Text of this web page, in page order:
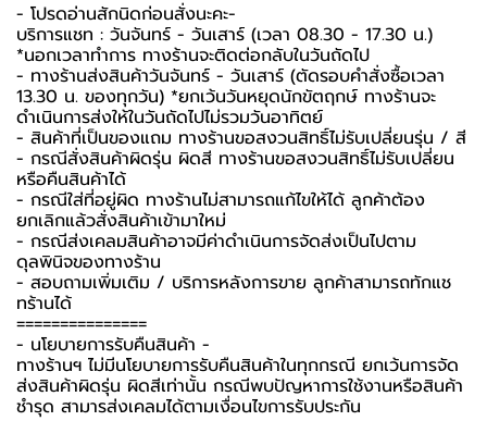
-️ โปรดอ่านสักนิดก่อนสั่งนะคะ-️
บริการแชท : วันจันทร์ - วันเสาร์ (เวลา 08.30 - 17.30 น.)
*นอกเวลาทำการ ทางร้านจะติดต่อกลับในวันถัดไป
- ทางร้านส่งสินค้าวันจันทร์ - วันเสาร์ (ตัดรอบคำสั่งซื้อเวลา
13.30 น. ของทุกวัน) *ยกเว้นวันหยุดนักขัตฤกษ์ ทางร้านจะ
ดำเนินการส่งให้ในวันถัดไปไม่รวมวันอาทิตย์
- สินค้าที่เป็นของแถม ทางร้านขอสงวนสิทธิ์ไม่รับเปลี่ยนรุ่น / สี
- กรณีสั่งสินค้าผิดรุ่น ผิดสี ทางร้านขอสงวนสิทธิ์ไม่รับเปลี่ยน
หรือคืนสินค้าได้
- กรณีใส่ที่อยู่ผิด ทางร้านไม่สามารถแก้ไขให้ได้ ลูกค้าต้อง
ยกเลิกแล้วสั่งสินค้าเข้ามาใหม่
- กรณีส่งเคลมสินค้าอาจมีค่าดำเนินการจัดส่งเป็นไปตาม
ดุลพินิจของทางร้าน
- สอบถามเพิ่มเติม / บริการหลังการขาย ลูกค้าสามารถทักแช
ทร้านได้
===============
-️ นโยบายการรับคืนสินค้า -️
ทางร้านฯ ไม่มีนโยบายการรับคืนสินค้าในทุกกรณี ยกเว้นการจัด
ส่งสินค้าผิดรุ่น ผิดสีเท่านั้น กรณีพบปัญหาการใช้งานหรือสินค้า
ชำรุด สามารส่งเคลมได้ตามเงื่อนไขการรับประกัน